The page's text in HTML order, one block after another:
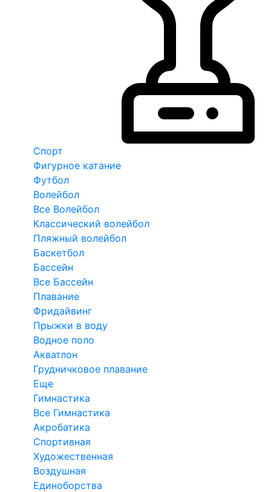
Спорт
Фигурное катание
Футбол
Волейбол
Все Волейбол
Классический волейбол
Пляжный волейбол
Баскетбол
Бассейн
Все Бассейн
Плавание
Фридайвинг
Прыжки в воду
Водное поло
Акватлон
Грудничковое плавание
Еще
Гимнастика
Все Гимнастика
Акробатика
Спортивная
Художественная
Воздушная
Единоборства